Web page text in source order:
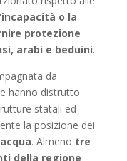
o la
protezione
arabi e beduini.
da
hanno distrutto
statali ed
la posizione dei
. Almeno tre
della regione